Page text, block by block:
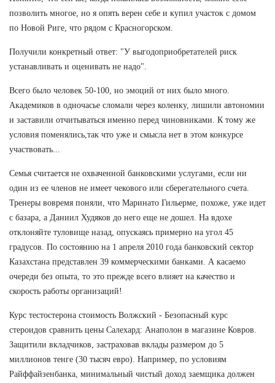
позволить многое, но я опять верен себе и купил участок с домом
по Новой Риге, что рядом с Красногорском.
Получили конкретный ответ: "У выгодоприобретателей риск
устанавливать и оценивать не надо".
Всего было человек 50-100, но эмоций от них было много.
Академиков в одночасье сломали через коленку, лишили автономии
и заставили отчитываться именно перед чиновниками. К тому же
условия поменялись,так что уже и смысла нет в этом конкурсе
участвовать...
Семья считается не охваченной банковскими услугами, если ни
один из ее членов не имеет чекового или сберегательного счета.
Тренеры вовремя поняли, что Маринато Гильерме, похоже, уже идет
с базара, а Даниил Худяков до него еще не дошел. На вдохе
отклоняйте туловище назад, опускаясь примерно на угол 45
градусов. По состоянию на 1 апреля 2010 года банковский сектор
Казахстана представлен 39 коммерческими банками. А касаемо
очереди без опыта, то это прежде всего влияет на качество и
скорость работы организаций!
Курс тестостерона стоимость Волжский - Безопасный курс
стероидов сравнить цены Салехард: Анаполон в магазине Ковров.
Защитили вкладчиков, застраховав вклады размером до 5
миллионов тенге (30 тысяч евро). Например, по условиям
Райффайзенбанка, минимальный чистый доход заемщика должен